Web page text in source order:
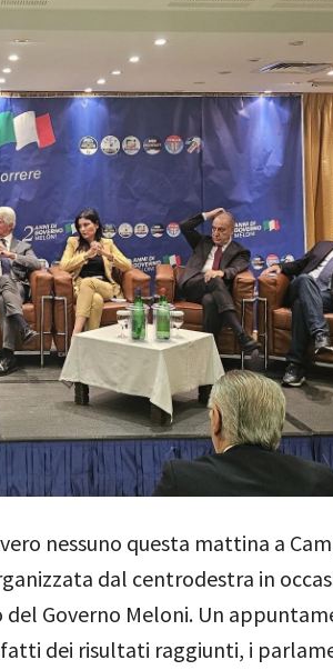
nessuno questa mattina a
dal centrodestra in
Governo Meloni. Un
dei risultati raggiunti, i